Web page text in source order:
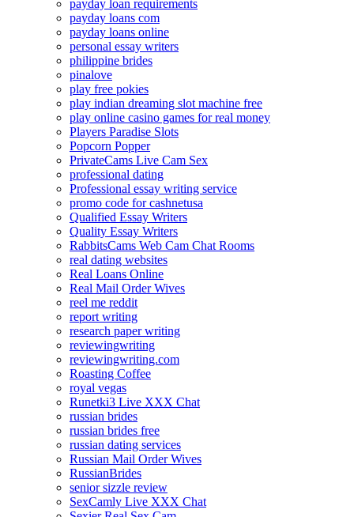
payday loan requirements
payday loans com
payday loans online
personal essay writers
philippine brides
pinalove
play free pokies
play indian dreaming slot machine free
play online casino games for real money
Players Paradise Slots
Popcorn Popper
PrivateCams Live Cam Sex
professional dating
Professional essay writing service
promo code for cashnetusa
Qualified Essay Writers
Quality Essay Writers
RabbitsCams Web Cam Chat Rooms
real dating websites
Real Loans Online
Real Mail Order Wives
reel me reddit
report writing
research paper writing
reviewingwriting
reviewingwriting.com
Roasting Coffee
royal vegas
Runetki3 Live XXX Chat
russian brides
russian brides free
russian dating services
Russian Mail Order Wives
RussianBrides
senior sizzle review
SexCamly Live XXX Chat